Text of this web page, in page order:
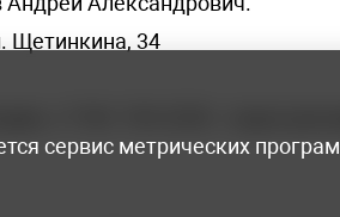
Щетинкина, 34
сервис метрических